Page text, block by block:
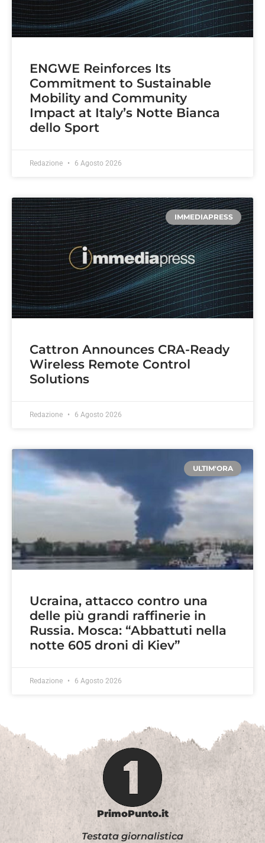
ENGWE Reinforces Its
Commitment to Sustainable
Mobility and Community
Impact at Italy’s Notte Bianca
dello Sport
Redazione 6 Agosto 2026
IMMEDIAPRESS
Cattron Announces CRA-Ready
Wireless Remote Control
Solutions
Redazione 6 Agosto 2026
ULTIM'ORA
Ucraina, attacco contro una
delle più grandi raffinerie in
Russia. Mosca: “Abbattuti nella
notte 605 droni di Kiev”
Redazione 6 Agosto 2026
PrimoPunto.it
Testata giornalistica